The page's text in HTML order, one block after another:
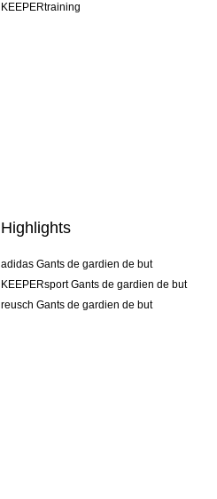
KEEPERtraining
Highlights
adidas Gants de gardien de but
KEEPERsport Gants de gardien de but
reusch Gants de gardien de but